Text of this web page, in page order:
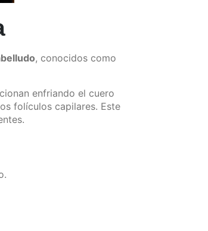
, conocidos como
enfriando el cuero
folículos capilares. Este